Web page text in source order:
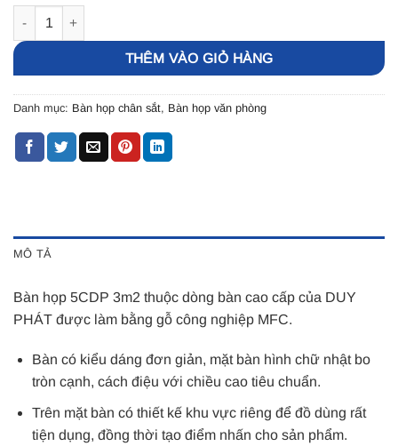
THÊM VÀO GIỎ HÀNG
Danh mục: Bàn họp chân sắt, Bàn họp văn phòng
MÔ TẢ
Bàn họp 5CDP 3m2 thuộc dòng bàn cao cấp của DUY
PHÁT được làm bằng gỗ công nghiệp MFC.
Bàn có kiểu dáng đơn giản, mặt bàn hình chữ nhật bo
tròn cạnh, cách điệu với chiều cao tiêu chuẩn.
Trên mặt bàn có thiết kế khu vực riêng để đồ dùng rất
tiện dụng, đồng thời tạo điểm nhấn cho sản phẩm.